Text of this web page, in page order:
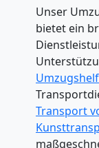
Unser
bietet ein
Transport